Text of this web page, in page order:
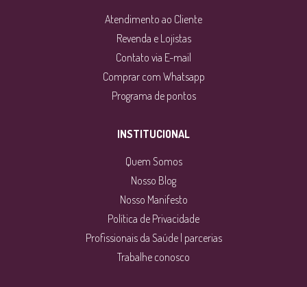
Atendimento ao Cliente
Revenda e Lojistas
Contato via E-mail
Comprar com Whatsapp
Programa de pontos
INSTITUCIONAL
Quem Somos
Nosso Blog
Nosso Manifesto
Política de Privacidade
Profissionais da Saúde | parcerias
Trabalhe conosco